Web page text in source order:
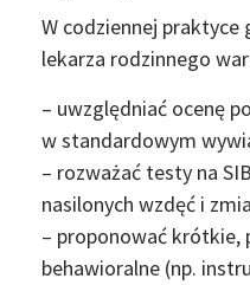
W codziennej
lekarza rodzinnego
– uwzględniać ocenę
w standardowym
– rozważać testy na
nasilonych wzdęć i
– proponować krótkie,
behawioralne (np.